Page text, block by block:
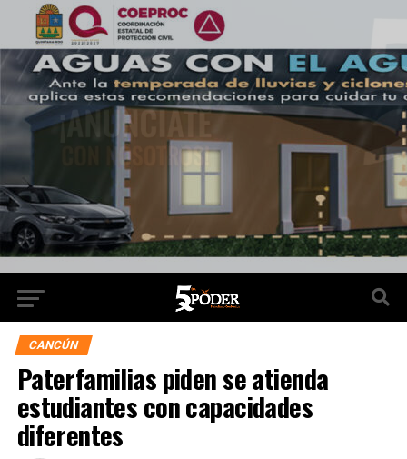
CANCÚN
Paterfamilias piden se atienda
estudiantes con capacidades
diferentes